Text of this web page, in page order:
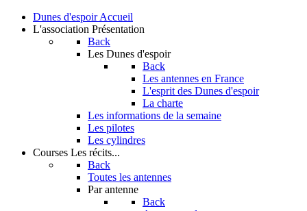
Dunes d'espoir Accueil
L'association Présentation
Back
Les Dunes d'espoir
Back
Les antennes en France
L'esprit des Dunes d'espoir
La charte
Les informations de la semaine
Les pilotes
Les cylindres
Courses Les récits...
Back
Toutes les antennes
Par antenne
Back